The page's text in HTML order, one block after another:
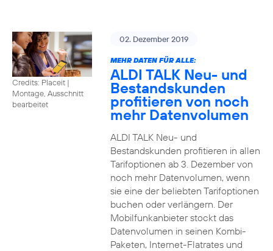
Credits: Placeit |
Montage, Ausschnitt
bearbeitet
02. Dezember 2019
MEHR DATEN FÜR ALLE:
ALDI TALK Neu- und
Bestandskunden
profitieren von noch
mehr Datenvolumen
ALDI TALK Neu- und
Bestandskunden profitieren in allen
Tarifoptionen ab 3. Dezember von
noch mehr Datenvolumen, wenn
sie eine der beliebten Tarifoptionen
buchen oder verlängern. Der
Mobilfunkanbieter stockt das
Datenvolumen in seinen Kombi-
Paketen, Internet-Flatrates und